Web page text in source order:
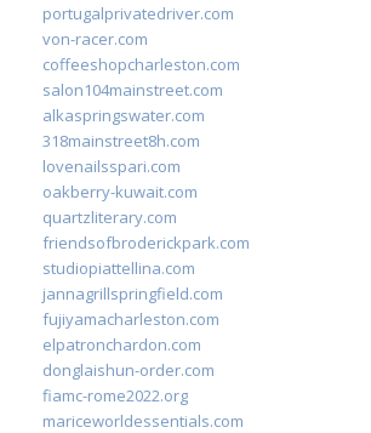
portugalprivatedriver.com
von-racer.com
coffeeshopcharleston.com
salon104mainstreet.com
alkaspringswater.com
318mainstreet8h.com
lovenailsspari.com
oakberry-kuwait.com
quartzliterary.com
friendsofbroderickpark.com
studiopiattellina.com
jannagrillspringfield.com
fujiyamacharleston.com
elpatronchardon.com
donglaishun-order.com
fiamc-rome2022.org
mariceworldessentials.com